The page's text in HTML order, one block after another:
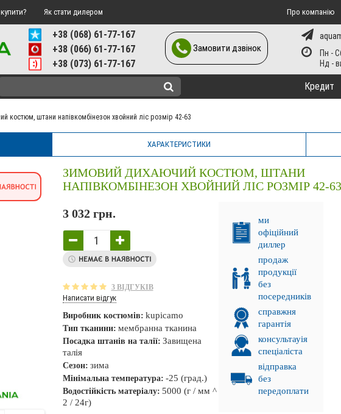
Як стати дилером Про компанію
+38 (068) 61-77-167
+38 (066) 61-77-167
+38 (073) 61-77-167
Замовити дзвінок
Пн -
Кредит
костюм, штани напівкомбінезон хвойний ліс розмір 42-63
ХАРАКТЕРИСТИКИ
ЗИМОВИЙ ДИХАЮЧИЙ КОСТЮМ, ШТАНИ
НАПІВКОМБІНЕЗОН ХВОЙНИЙ ЛІС РОЗМІР 42-63
3 032 грн.
3 ВІДГУКІВ
Написати відгук
Виробник костюмів: kupicamo
Тип тканини: мембранна тканина
Посадка штанів на талії: Завищена
талія
Сезон: зима
Мінімальна температура: -25 (град.)
Водостійкість матеріалу: 5000 (г / мм ^
2 / 24г)
ми
офіційний
диллер
продаж
продукції
без
посередників
справжня
гарантія
консультауія
спеціаліста
відправка
без
передоплати